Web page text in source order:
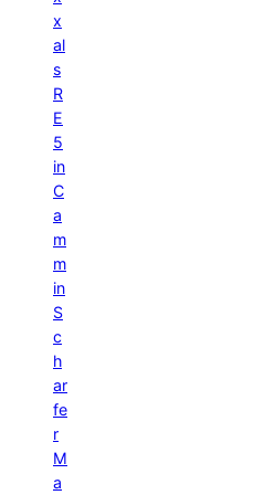
x
al
s
R
E
5
in
C
a
m
m
in
S
c
h
ar
fe
r
M
a